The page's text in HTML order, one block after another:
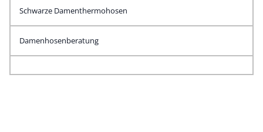
Schwarze Damenthermohosen
Damenhosenberatung